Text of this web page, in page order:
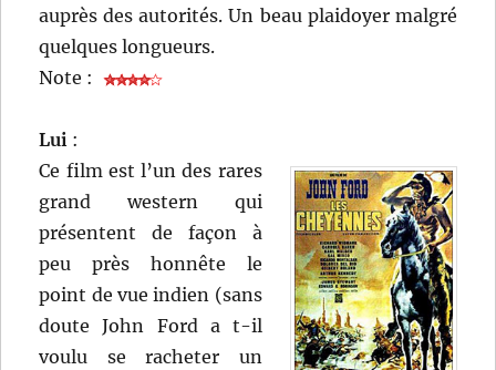
auprès des autorités. Un beau plaidoyer malgré
quelques longueurs.
Note :
Lui :
Ce film est l’un des rares
grand western qui
présentent de façon à
peu près honnête le
point de vue indien (sans
doute John Ford a t-il
voulu se racheter un